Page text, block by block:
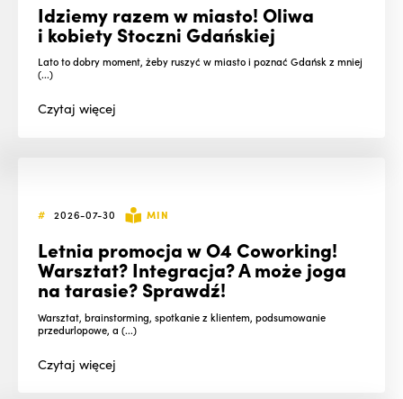
Idziemy razem w miasto! Oliwa
i kobiety Stoczni Gdańskiej
Lato to dobry moment, żeby ruszyć w miasto i poznać Gdańsk z mniej
(...)
Czytajwięcej
# 2026-07-30 MIN
Letnia promocja w O4 Coworking!
Warsztat? Integracja? A może joga
na tarasie? Sprawdź!
Warsztat, brainstorming, spotkanie z klientem, podsumowanie
przedurlopowe, a (...)
Czytajwięcej